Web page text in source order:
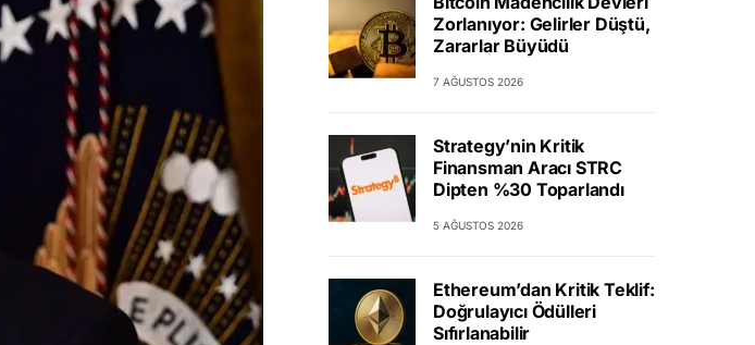
Zorlanıyor: Gelirler Düştü,
Zararlar Büyüdü
7 AĞUSTOS 2026
Strategy’nin Kritik
Finansman Aracı STRC
Dipten %30 Toparlandı
5 AĞUSTOS 2026
Ethereum’dan Kritik Teklif:
Doğrulayıcı Ödülleri
Sıfırlanabilir